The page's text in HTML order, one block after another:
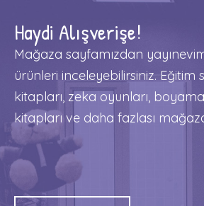
Haydi Alışverişe!
Mağaza sayfamızdan
ürünleri inceleyebilirsiniz. Eğitim
kitapları, zeka oyunları,
kitapları ve daha fazlası